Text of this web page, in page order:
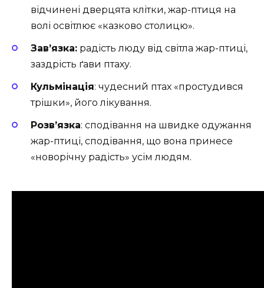
відчинені дверцята клітки, жар-птиця на
волі освітлює «казково столицю».
Зав’язка: радість люду від світла жар-птиці,
заздрість ґави птаху.
Кульмінація: чудесний птах «простудився
трішки», його лікування.
Розв’язка: сподівання на швидке одужання
жар-птиці, сподівання, що вона принесе
«новорічну радість» усім людям.